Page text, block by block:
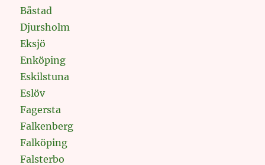
Båstad
Djursholm
Eksjö
Enköping
Eskilstuna
Eslöv
Fagersta
Falkenberg
Falköping
Falsterbo